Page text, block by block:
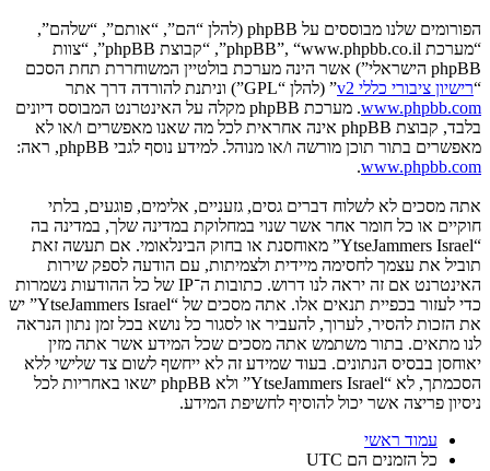
הפורומים שלנו מבוססים על phpBB (להלן “הם”, “אותם”, “שלהם”,
“מערכת phpBB”, “www.phpbb.co.il”, “קבוצת phpBB”, “צוות
phpBB הישראלי”) אשר הינה מערכת בולטיין המשוחררת תחת הסכם
“רישיון ציבורי כללי v2
” (להלן “GPL”) וניתנת להורדה דרך אתר
www.phpbb.com
. מערכת phpBB מקלה על האינטרנט המבוסס דיונים
בלבד, קבוצת phpBB אינה אחראית לכל מה שאנו מאפשרים ו/או לא
מאפשרים בתור תוכן מורשה ו/או מנוהל. למידע נוסף לגבי phpBB, ראה:
www.phpbb.com
.
אתה מסכים לא לשלוח דברים גסים, גזעניים, אלימים, פוגעים, בלתי
חוקיים או כל חומר אחר אשר שנוי במחלוקת במדינה שלך, במדינה בה
“YtseJammers Israel” מאוחסנת או בחוק הבינלאומי. אם תעשה זאת
תוביל את עצמך לחסימה מיידית ולצמיתות, עם הודעה לספק שירות
האינטרנט אם זה יראה לנו דרוש. כתובות ה־IP של כל ההודעות נשמרות
כדי לעזור בכפיית תנאים אלו. אתה מסכים של “YtseJammers Israel” יש
את הזכות להסיר, לערוך, להעביר או לסגור כל נושא בכל זמן נתון הנראה
לנו מתאים. בתור משתמש אתה מסכים שכל המידע אשר אתה מזין
יאוחסן בבסיס הנתונים. בעוד שמידע זה לא ייחשף לשום צד שלישי ללא
הסכמתך, לא “YtseJammers Israel” ולא phpBB ישאו באחריות לכל
ניסיון פריצה אשר יכול להוסיף לחשיפת המידע.
עמוד ראשי
כל הזמנים הם UTC